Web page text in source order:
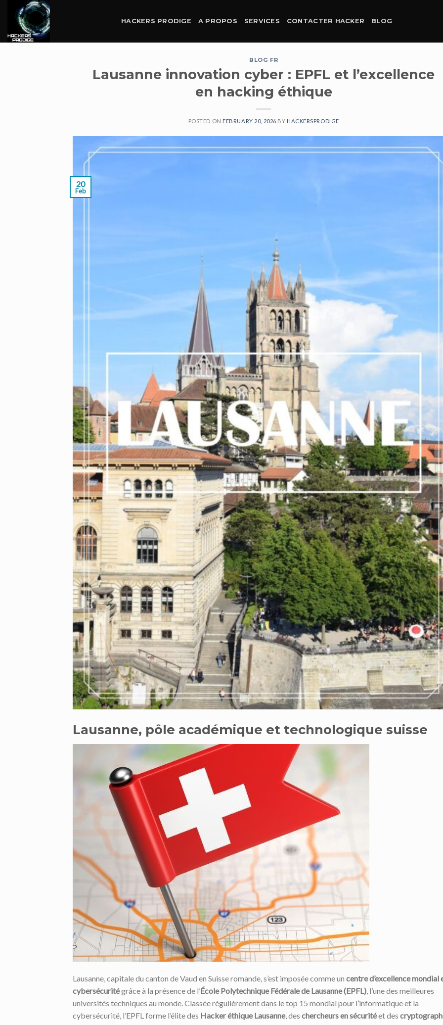
content
HACKERS PRODIGE A PROPOS SERVICES CONTACTER HACKER BLOG
BLOG FR
Lausanne innovation cyber : EPFL et l’excellence
en hacking éthique
POSTED ON FEBRUARY 20, 2026 BY HACKERSPRODIGE
20
Feb
Lausanne, pôle académique et technologique suisse
Lausanne, capitale du canton de Vaud en Suisse romande, s’est imposée comme un centre d’excellence mondial
cybersécuritégrâce à la présence de l’École Polytechnique Fédérale de Lausanne (EPFL) , l’une des meilleures
universités techniques au monde. Classée régulièrement dans le top 15 mondial pour l’informatique et la
cybersécurité, l’EPFL forme l’élite des Hacker éthique Lausanne, des chercheurs en sécuritéet des